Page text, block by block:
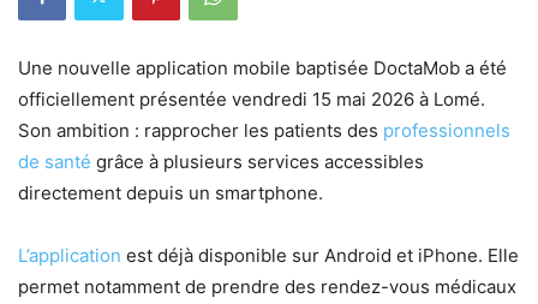
Une nouvelle application mobile baptisée DoctaMob a été
officiellement présentée vendredi 15 mai 2026 à Lomé.
Son ambition : rapprocher les patients des professionnels
de santé grâce à plusieurs services accessibles
directement depuis un smartphone.
L’application est déjà disponible sur Android et iPhone. Elle
permet notamment de prendre des rendez-vous médicaux